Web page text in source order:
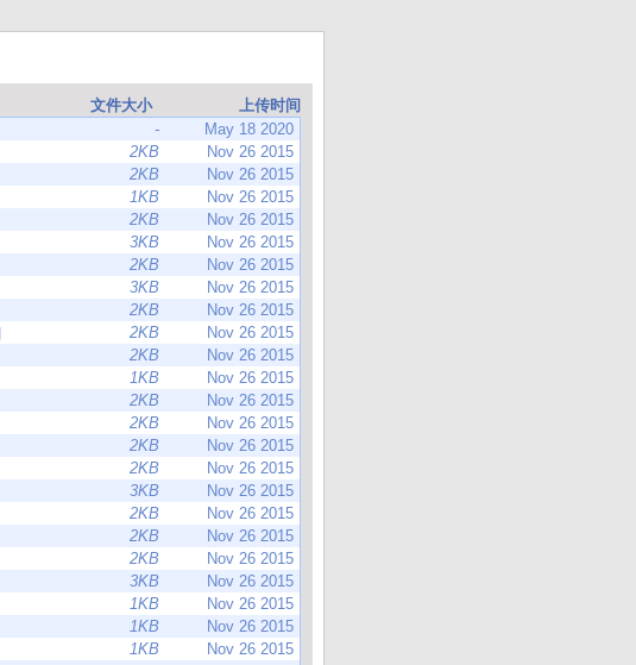
文件大小
上传时间
-
May 18 2020
2KB
Nov 26 2015
2KB
Nov 26 2015
1KB
Nov 26 2015
2KB
Nov 26 2015
3KB
Nov 26 2015
2KB
Nov 26 2015
3KB
Nov 26 2015
2KB
Nov 26 2015
2KB
Nov 26 2015
2KB
Nov 26 2015
1KB
Nov 26 2015
2KB
Nov 26 2015
2KB
Nov 26 2015
2KB
Nov 26 2015
2KB
Nov 26 2015
3KB
Nov 26 2015
2KB
Nov 26 2015
2KB
Nov 26 2015
2KB
Nov 26 2015
3KB
Nov 26 2015
1KB
Nov 26 2015
1KB
Nov 26 2015
1KB
Nov 26 2015